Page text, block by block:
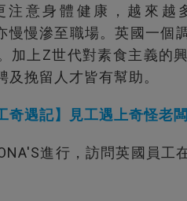
注意身體健康，越來越
慢慢滲至職場。英國一
加上Z世代對素食主義的
及挽留人才皆有幫助。
奇遇記】見工遇上奇怪老
進行，訪問英國員